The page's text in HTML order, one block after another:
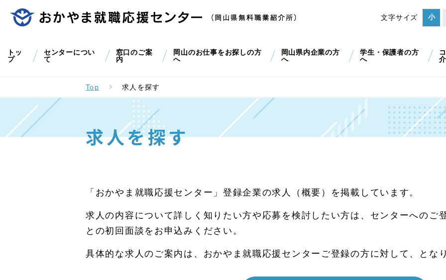
文字サイズ 小
トッ
プ
センターについ
て
窓口のご案
内
岡山のお仕事をお探しの方
へ
岡山県内企業の方
へ
学生・保護者の方
へ
Top 求人を探す
求人を探す
「おかやま就職応援センター」登録企業の求人（概要）を掲載しています。
求人の内容について詳しく知りたい方や応募を検討したい方は、センターへのご
との初回面談をお申込みください。
具体的な求人のご案内は、おかやま就職応援センターご登録の方に対して、とな